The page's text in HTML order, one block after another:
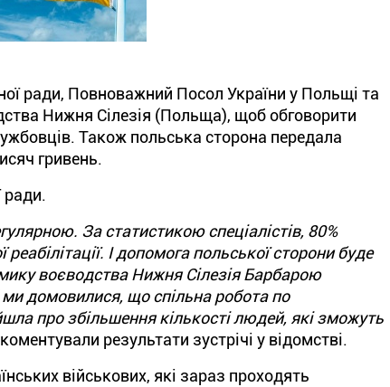
ради, Повноважний Посол України у Польщі та
Нижня Сілезія (Польща), щобобговорити
Також польська сторона передала
гривень.
ради.
За статистикоюспеціалістів, 80%
Ідопомогапольськоїсторонибуде
воєводства Нижня Сілезія Барбарою
мидомовилися, щоспільна робота по
прозбільшеннякількостілюдей, якізможуть
результати зустрічі у відомстві.
військових, які зараз проходять